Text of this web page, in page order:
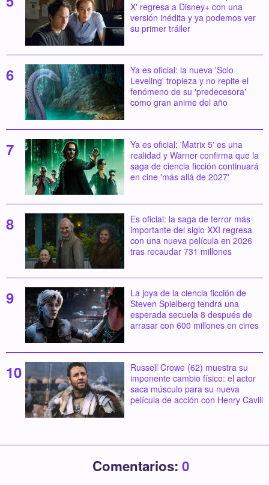
X' regresa a Disney+ con una
versión inédita y ya podemos ver
su primer tráiler
Ya es oficial: la nueva 'Solo
Leveling' tropieza y no repite el
fenómeno de su 'predecesora'
como gran anime del año
Ya es oficial: 'Matrix 5' es una
realidad y Warner confirma que la
saga de ciencia ficción continuará
en cine 'más allá de 2027'
Es oficial: la saga de terror más
importante del siglo XXI regresa
con una nueva película en 2026
tras recaudar 731 millones
La joya de la ciencia ficción de
Steven Spielberg tendrá una
esperada secuela 8 después de
arrasar con 600 millones en cines
Russell Crowe (62) muestra su
imponente cambio físico: el actor
saca músculo para su nueva
película de acción con Henry Cavill
Comentarios: 0